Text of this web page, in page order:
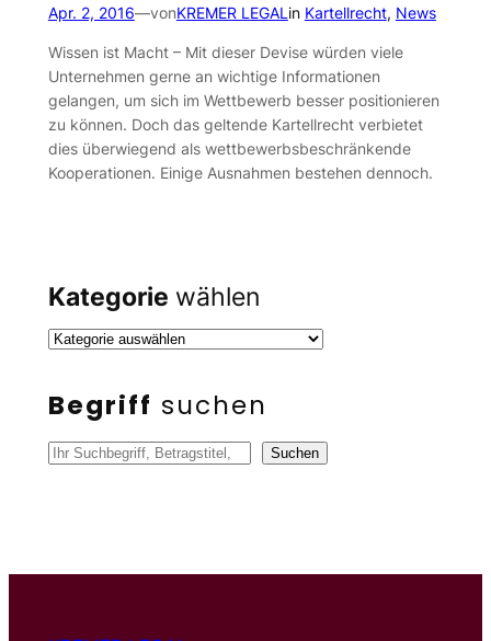
Apr. 2, 2016—vonKREMER LEGALin Kartellrecht, News
Wissen ist Macht – Mit dieser Devise würden viele
Unternehmen gerne an wichtige Informationen
gelangen, um sich im Wettbewerb besser positionieren
zu können. Doch das geltende Kartellrecht verbietet
dies überwiegend als wettbewerbsbeschränkende
Kooperationen. Einige Ausnahmen bestehen dennoch.
Kategorie wählen
Begriff suchen
S
n
Suchen